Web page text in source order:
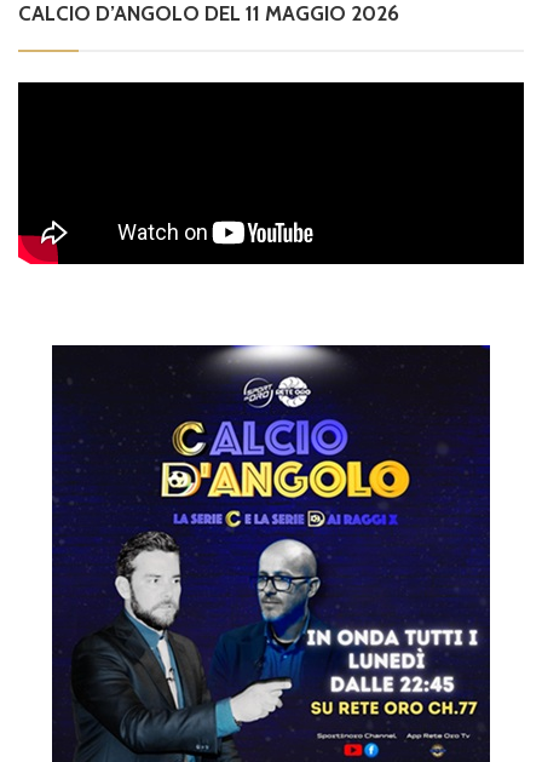
CALCIO D’ANGOLO DEL 11 MAGGIO 2026